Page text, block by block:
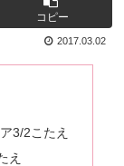
コピー
2017.03.02
3/2こたえ
え